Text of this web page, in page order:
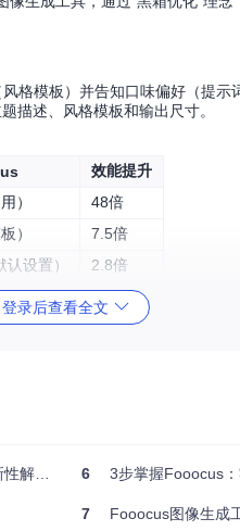
格模板）并告知口味偏好（提
描述、风格模板和输出尺寸。
效能提升
）
48倍
）
7.5倍
设置）
2.8倍
行 降低50%
针对不同创作场景实现高效产出
产品设计、教育素材和营销内
登录后查看全文
方案 6 3步掌握Fooocus
7 Fooocus图像生成